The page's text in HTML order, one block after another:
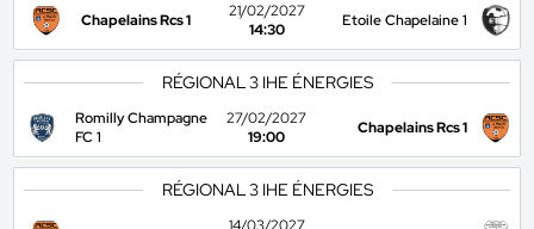
Chapelains Rcs 1
21/02/2027
14:30
Etoile Chapelaine 1
RÉGIONAL 3 IHE ÉNERGIES
Romilly Champagne
FC 1
27/02/2027
19:00
Chapelains Rcs 1
RÉGIONAL 3 IHE ÉNERGIES